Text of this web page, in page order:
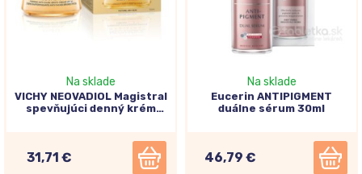
Na sklade
VICHY NEOVADIOL Magistral
spevňujúci denný krém
31,71 €
Na sklade
Eucerin ANTIPIGMENT
duálne sérum 30ml
46,79 €